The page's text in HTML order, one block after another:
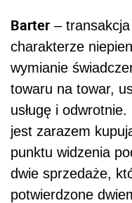
Barter –
charakterze
wymianie
towaru na towar,
usługę i
jest zarazem
punktu widzenia
dwie sprzedaże,
potwierdzone